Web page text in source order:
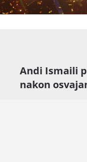
Andi Ismaili
nakon